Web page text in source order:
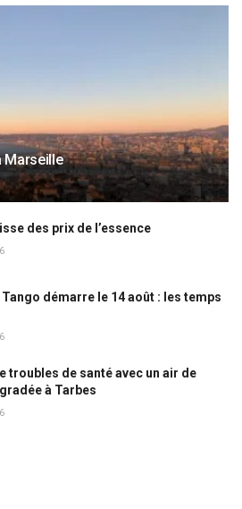
Marseille
des prix de l’essence
démarre le 14 août : les temps
troubles de santé avec un air de
à Tarbes